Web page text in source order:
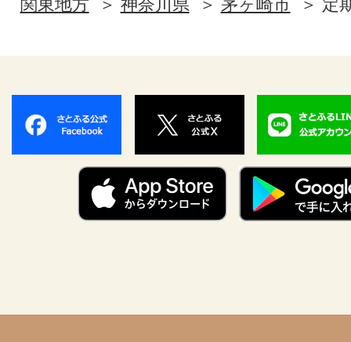
関東地方
神奈川県 茅ヶ崎市 定